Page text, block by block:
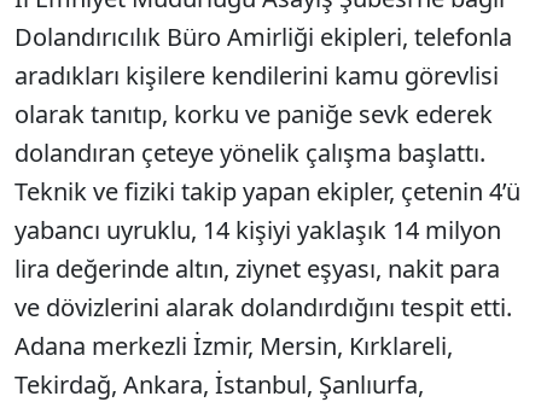
Dolandırıcılık Büro Amirliği ekipleri, telefonla
aradıkları kişilere kendilerini kamu görevlisi
olarak tanıtıp, korku ve paniğe sevk ederek
dolandıran çeteye yönelik çalışma başlattı.
Teknik ve fiziki takip yapan ekipler, çetenin 4’ü
yabancı uyruklu, 14 kişiyi yaklaşık 14 milyon
lira değerinde altın, ziynet eşyası, nakit para
ve dövizlerini alarak dolandırdığını tespit etti.
Adana merkezli İzmir, Mersin, Kırklareli,
Tekirdağ, Ankara, İstanbul, Şanlıurfa,